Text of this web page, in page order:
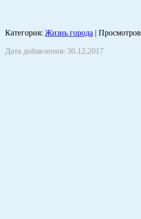
Категория: Жизнь города | Просмотров
Дата добавления: 30.12.2017